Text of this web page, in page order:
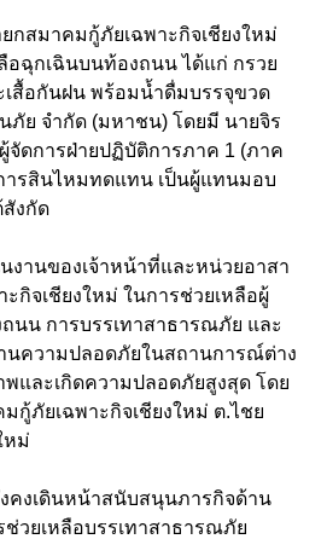
กสมาคมกู้ภัยเฉพาะกิจเชียงใหม่
ฉุกเฉินบนท้องถนน ได้แก่ กรวย
เสื้อกันฝน พร้อมน้ำดื่มบรรจุขวด
ภัย จำกัด (มหาชน) โดยมี นายจิร
จัดการฝ่ายปฏิบัติการภาค 1 (ภาค
ารสินไหมทดแทน เป็นผู้แทนมอบ
งกัด
งานของเจ้าหน้าที่และหน่วยอาสา
กิจเชียงใหม่ ในการช่วยเหลือผู้
นน การบรรเทาสาธารณภัย และ
นความปลอดภัยในสถานการณ์ต่าง
และเกิดความปลอดภัยสูงสุด โดย
ภัยเฉพาะกิจเชียงใหม่ ต.ไชย
หม่
คงเดินหน้าสนับสนุนภารกิจด้าน
วยเหลือบรรเทาสาธารณภัย